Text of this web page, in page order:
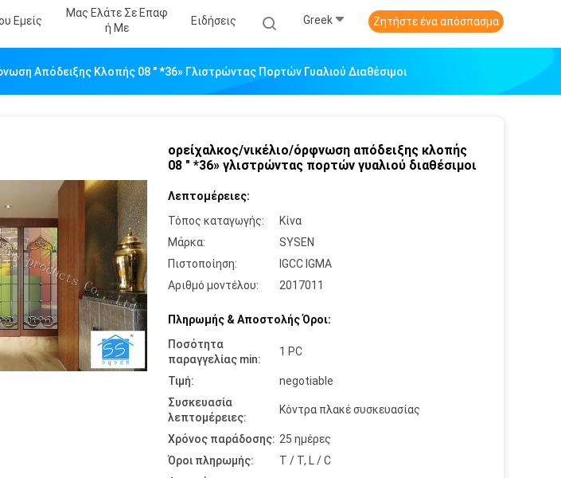
Εμείς
Μας Ελάτε Σε Επαφ
Ή Με
Ειδήσεις Greek Ζητήστε ένα απόσπασμα
Απόδειξης Κλοπής 08 " *36» Γλιστρώντας Πορτών Γυαλιού Διαθέσιμοι
ορείχαλκος/νικέλιο/όρφνωση απόδειξης κλοπής
08 " *36» γλιστρώντας πορτών γυαλιού διαθέσιμοι
Λεπτομέρειες:
Τόπος καταγωγής:
Κίνα
Μάρκα:
SYSEN
Πιστοποίηση:
IGCC IGMA
Αριθμό μοντέλου:
2017011
Πληρωμής & Αποστολής Όροι:
Ποσότητα
παραγγελίας min:
1 PC
Τιμή:
negotiable
Συσκευασία
λεπτομέρειες:
Κόντρα πλακέ συσκευασίας
Χρόνος παράδοσης: 25 ημέρες
Όροι πληρωμής:
T / T, L / C